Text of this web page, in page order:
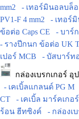
mm2
- เทอร์มินอลบล็
PV1-F 4 mm2
- เทอร์
ข้อต่อ Caps CE
- บาร์
- รางปีกนก ข้อต่อ UK
เปอร์ MCB
- บัสบาร์ท
กล่องเบรกเกอร์ อุ
- เคเบิ้ลแกลนด์ PG M
CT
- เคเบิ้ล มาร์คเกอ
ร้อน ฮีทซิงค์
- กล่องเ